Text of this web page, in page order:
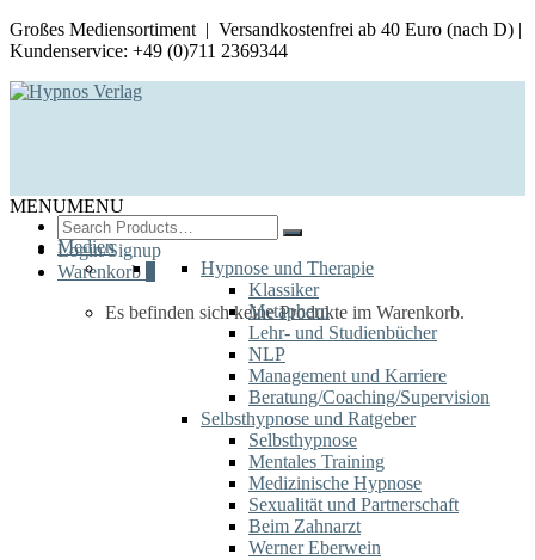
Großes Mediensortiment | Versandkostenfrei ab 40 Euro (nach D) |
Kundenservice: +49 (0)711 2369344
Search
for:
Login/Signup
Warenkorb
Es befinden sich keine Produkte im Warenkorb.
MENUMENU
Medien
Hypnose und Therapie
Klassiker
Metaphern
Lehr- und Studienbücher
NLP
Management und Karriere
Beratung/Coaching/Supervision
Selbsthypnose und Ratgeber
Selbsthypnose
Mentales Training
Medizinische Hypnose
Sexualität und Partnerschaft
Beim Zahnarzt
Werner Eberwein